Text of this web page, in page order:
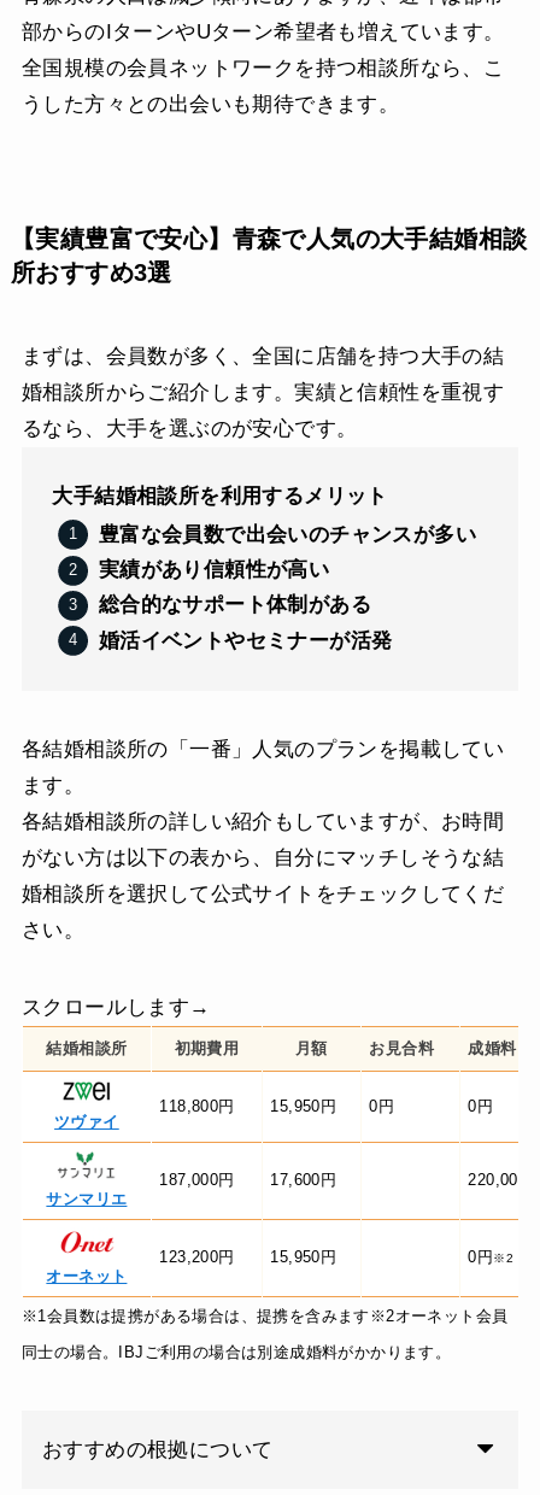
部からのIターンやUターン希望者も増えています。
全国規模の会員ネットワークを持つ相談所なら、こ
うした方々との出会いも期待できます。
【実績豊富で安心】青森で人気の大手結婚相談
所おすすめ3選
まずは、会員数が多く、全国に店舗を持つ大手の結
婚相談所からご紹介します。実績と信頼性を重視す
るなら、大手を選ぶのが安心です。
大手結婚相談所を利用するメリット
豊富な会員数で出会いのチャンスが多い
実績があり信頼性が高い
総合的なサポート体制がある
婚活イベントやセミナーが活発
各結婚相談所の「一番」人気のプランを掲載してい
ます。
各結婚相談所の詳しい紹介もしていますが、お時間
がない方は以下の表から、自分にマッチしそうな結
婚相談所を選択して公式サイトをチェックしてくだ
さい。
スクロールします→
結婚相談所 初期費用 月額 お見合料 成婚料
ツヴァイ
118,800円 15,950円 0円 0円
サンマリエ
187,000円 17,600円 220,000
オーネット
123,200円 15,950円 0円 ※2
※1会員数は提携がある場合は、提携を含みます※2オーネット会員
同士の場合。IBJご利用の場合は別途成婚料がかかります。
おすすめの根拠について